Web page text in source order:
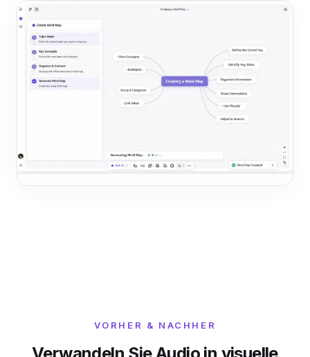
VORHER & NACHHER
Verwandeln Sie Audio in visuelle